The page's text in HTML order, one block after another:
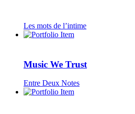
Les mots de l’intime
Music We Trust
Entre Deux Notes